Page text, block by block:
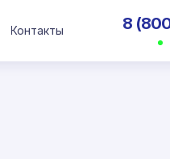
Контакты 8